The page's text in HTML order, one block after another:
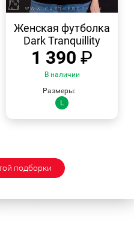
ПРОСМОТР
Женская футболка
Dark Tranquillity
1 390 ₽
В наличии
Размеры:
L
подборки